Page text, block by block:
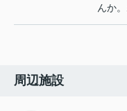
んか
周辺施設